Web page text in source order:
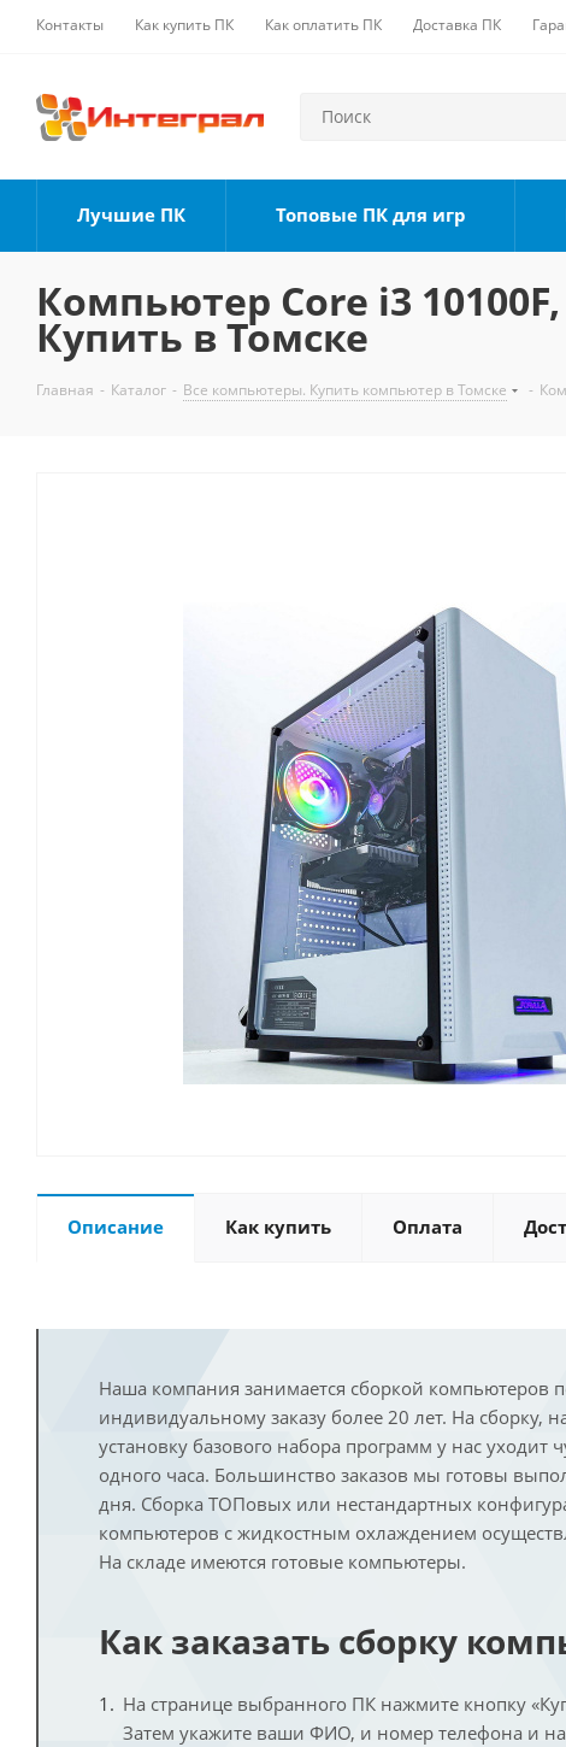
Контакты Как купить ПК Как оплатить ПК Доставка ПК
Лучшие ПК Топовые ПК для игр
Компьютер Core i3 10100F,
Купить в Томске
Главная - Каталог - Все компьютеры. Купить компьютер в Томске -
Описание Как купить Оплата
Наша компания занимается сборкой компьютеров
индивидуальному заказу более 20 лет. На сборку,
установку базового набора программ у нас уходит
одного часа. Большинство заказов мы готовы
дня. Сборка ТОПовых или нестандартных
компьютеров с жидкостным охлаждением
На складе имеются готовые компьютеры.
Как заказать сборку
На странице выбранного ПК нажмите кнопку
Затем укажите ваши ФИО, и номер телефона и